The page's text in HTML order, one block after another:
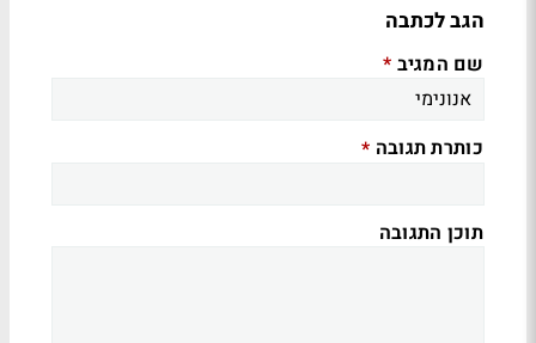
הגב לכתבה
שם המגיב *
כותרת תגובה *
תוכן התגובה